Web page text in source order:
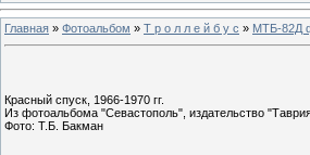
Главная » Фотоальбом » Т р о л л е й б у с » МТБ-82Д
Красный спуск, 1966-1970 гг.
Из фотоальбома "Севастополь", издательство
Фото: Т.Б. Бакман